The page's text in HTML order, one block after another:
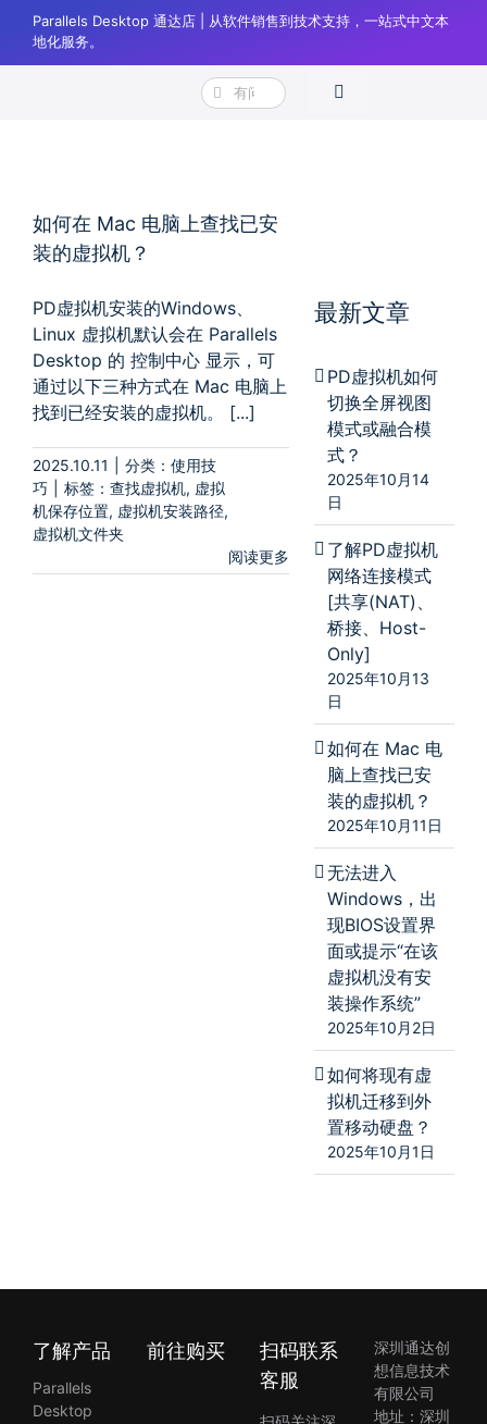
内
Parallels Desktop 通达店 | 从软件销售到技术支持，一站式中文本
地化服务。
搜
索：
Toggle
登录
购物车
标签:虚拟机安装路径
如何在 Mac 电脑上查找已安
装的虚拟机？
PD虚拟机安装的Windows、
Linux 虚拟机默认会在 Parallels
Desktop 的 控制中心 显示，可
通过以下三种方式在 Mac 电脑上
找到已经安装的虚拟机。 [...]
2025.10.11 分类： 使用技
巧
标签： 查找虚拟机, 虚拟
机保存位置, 虚拟机安装路径,
虚拟机文件夹
阅读更多
最新文章
PD虚拟机如何
切换全屏视图
模式或融合模
式？
2025年10月14
日
了解PD虚拟机
网络连接模式
[共享(NAT)、
桥接、Host-
Only]
2025年10月13
日
如何在 Mac 电
脑上查找已安
装的虚拟机？
2025年10月11日
无法进入
Windows，出
现BIOS设置界
面或提示“在该
虚拟机没有安
装操作系统”
2025年10月2日
如何将现有虚
拟机迁移到外
置移动硬盘？
2025年10月1日
了解产品
Parallels
Desktop
前往购买
扫码联系
客服
深圳通达创
想信息技术
有限公司
地址：深圳